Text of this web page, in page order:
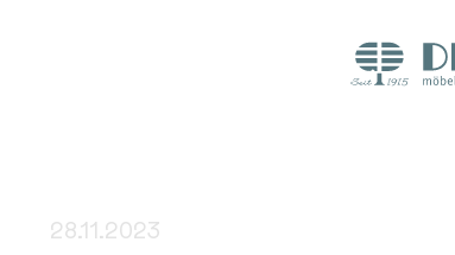
28.11.2023